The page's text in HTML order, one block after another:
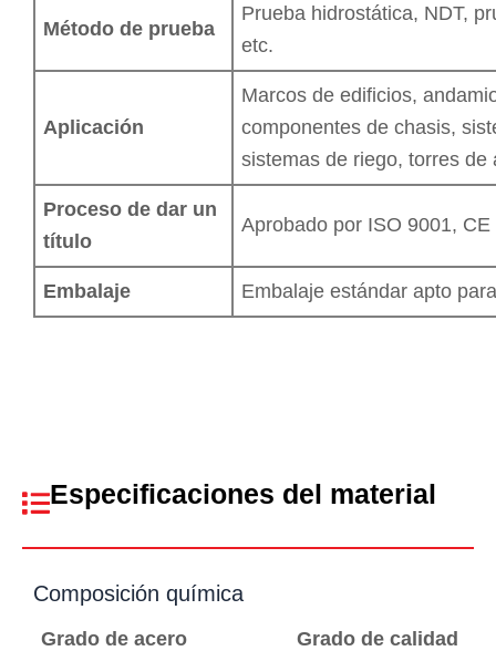
Método de prueba
Prueba hidrostática, NDT,
etc.
Aplicación
Marcos de edificios,
componentes de chasis,
sistemas de riego, torres
Proceso de dar un
título
Aprobado por ISO 9001, CE
Embalaje Embalaje estándar apto
Especificaciones del material
Composición química
Grado de acero Grado de calidad